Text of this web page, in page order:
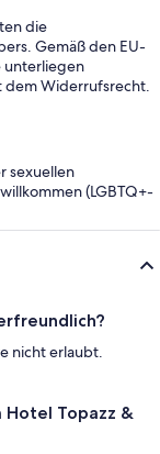
die
Gemäß den EU-
unterliegen
dem Widerrufsrecht.
sexuellen
(LGBTQ+-
nicht erlaubt.
Topazz &